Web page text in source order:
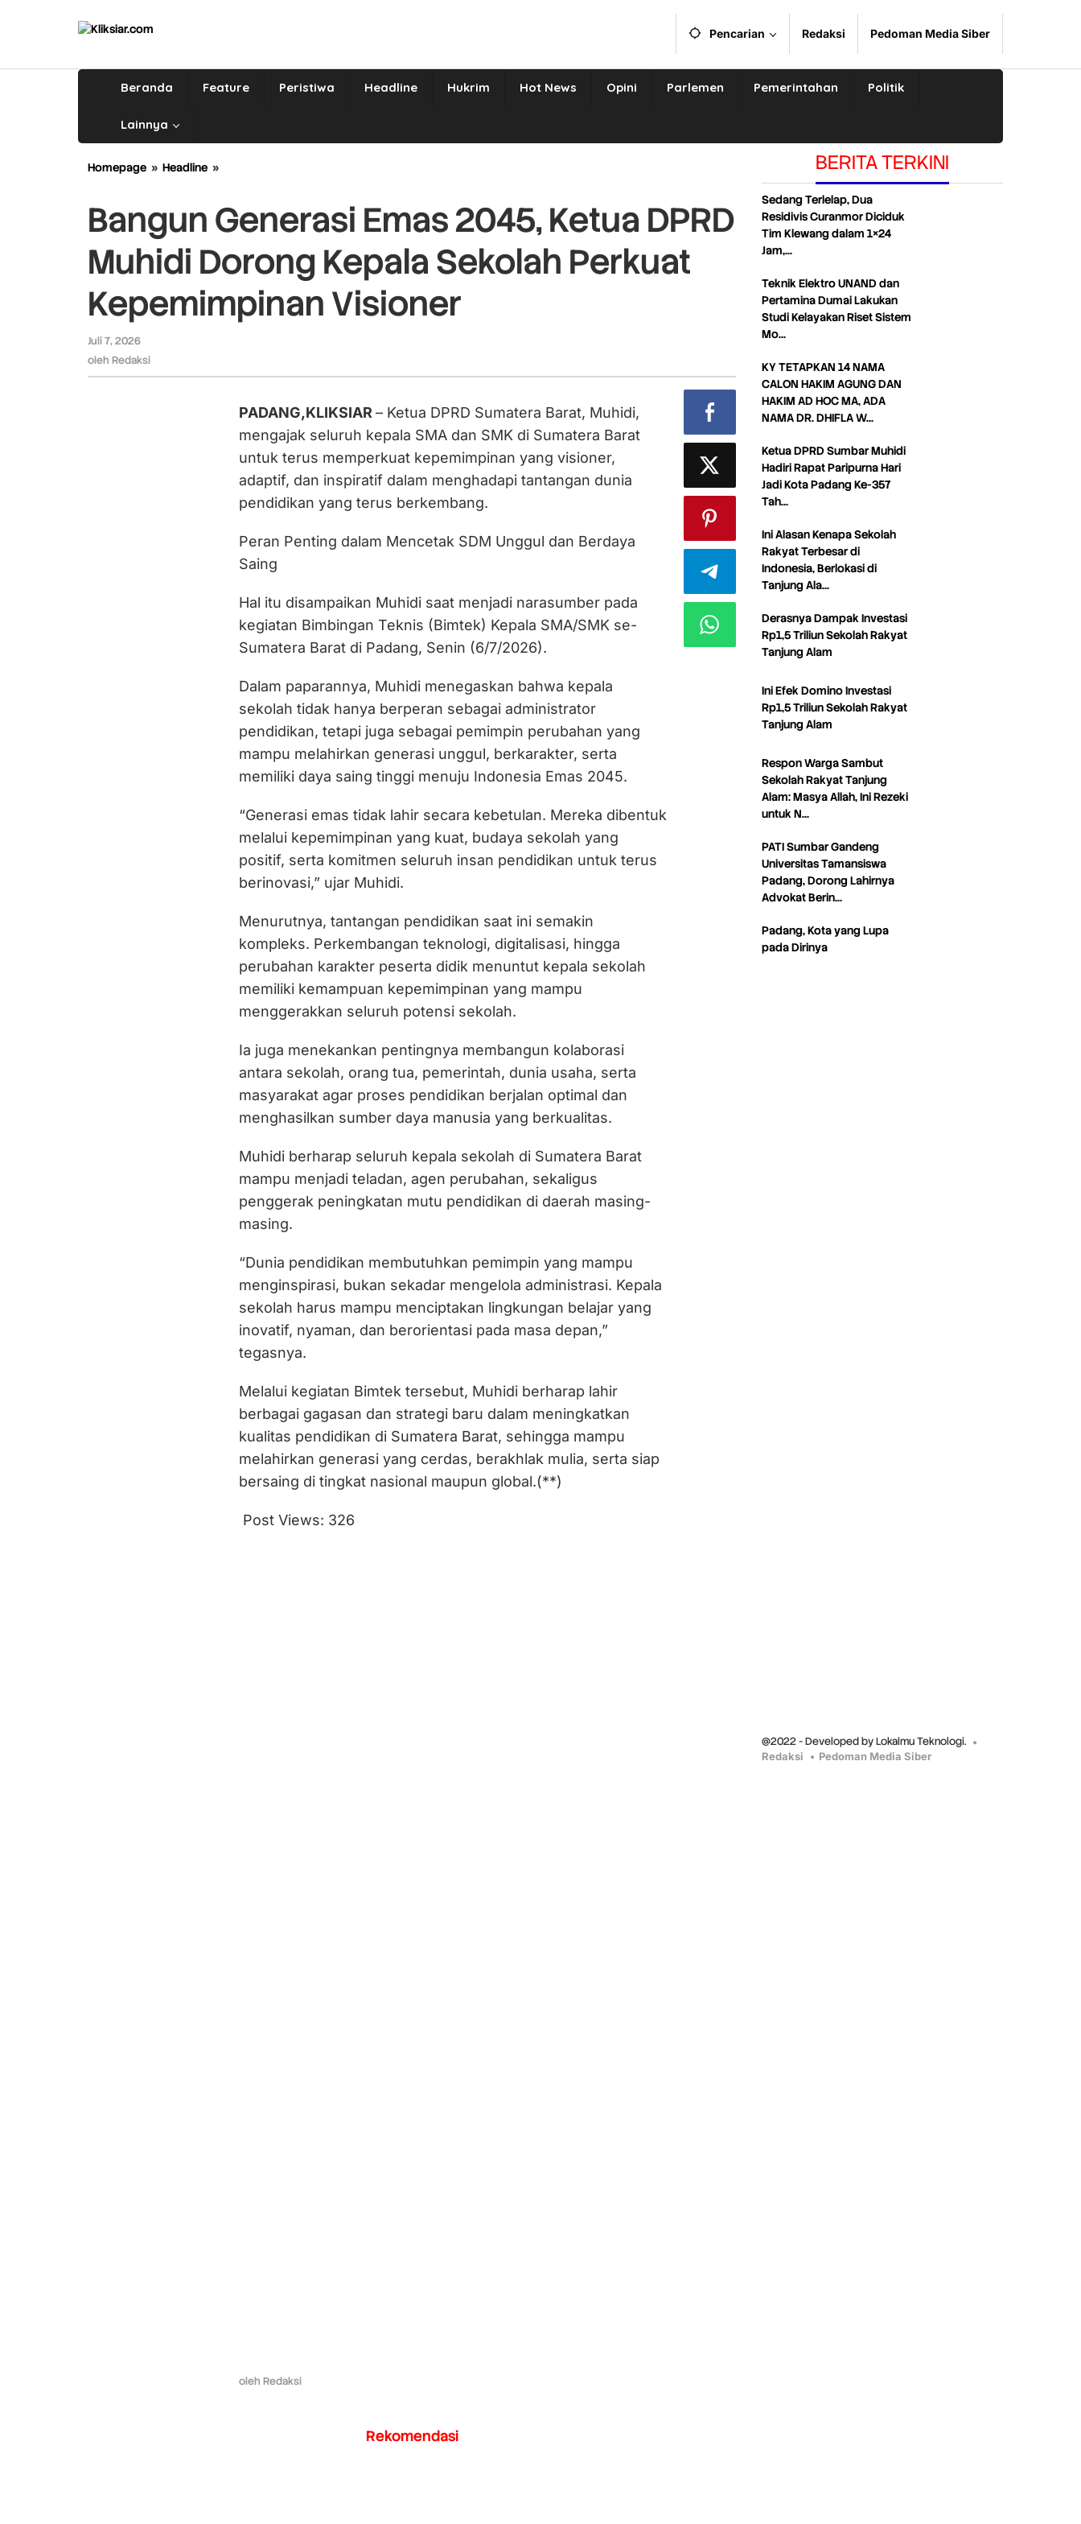
Pencarian Redaksi Pedoman Media Siber
Beranda Feature Peristiwa Headline Hukrim Hot News Opini Parlemen Pemerintahan Politik
Lainnya
Homepage » Headline »
2045,
Ketua
DPRD
Muhidi
Kepala
Sekolah
Bangun Generasi Emas 2045, Ketua DPRD
Muhidi Dorong Kepala Sekolah Perkuat
Kepemimpinan Visioner
Juli 7, 2026
Redaksi
oleh Redaksi
PADANG,KLIKSIAR – Ketua DPRD Sumatera Barat, Muhidi,
mengajak seluruh kepala SMA dan SMK di Sumatera Barat
untuk terus memperkuat kepemimpinan yang visioner,
adaptif, dan inspiratif dalam menghadapi tantangan dunia
pendidikan yang terus berkembang.
Peran Penting dalam Mencetak SDM Unggul dan Berdaya
Saing
Hal itu disampaikan Muhidi saat menjadi narasumber pada
kegiatan Bimbingan Teknis (Bimtek) Kepala SMA/SMK se-
Sumatera Barat di Padang, Senin (6/7/2026).
Dalam paparannya, Muhidi menegaskan bahwa kepala
sekolah tidak hanya berperan sebagai administrator
pendidikan, tetapi juga sebagai pemimpin perubahan yang
mampu melahirkan generasi unggul, berkarakter, serta
memiliki daya saing tinggi menuju Indonesia Emas 2045.
“Generasi emas tidak lahir secara kebetulan. Mereka dibentuk
melalui kepemimpinan yang kuat, budaya sekolah yang
positif, serta komitmen seluruh insan pendidikan untuk terus
berinovasi,” ujar Muhidi.
Menurutnya, tantangan pendidikan saat ini semakin
kompleks. Perkembangan teknologi, digitalisasi, hingga
perubahan karakter peserta didik menuntut kepala sekolah
memiliki kemampuan kepemimpinan yang mampu
menggerakkan seluruh potensi sekolah.
Ia juga menekankan pentingnya membangun kolaborasi
antara sekolah, orang tua, pemerintah, dunia usaha, serta
masyarakat agar proses pendidikan berjalan optimal dan
menghasilkan sumber daya manusia yang berkualitas.
Muhidi berharap seluruh kepala sekolah di Sumatera Barat
mampu menjadi teladan, agen perubahan, sekaligus
penggerak peningkatan mutu pendidikan di daerah masing-
masing.
“Dunia pendidikan membutuhkan pemimpin yang mampu
menginspirasi, bukan sekadar mengelola administrasi. Kepala
sekolah harus mampu menciptakan lingkungan belajar yang
inovatif, nyaman, dan berorientasi pada masa depan,”
tegasnya.
Melalui kegiatan Bimtek tersebut, Muhidi berharap lahir
berbagai gagasan dan strategi baru dalam meningkatkan
kualitas pendidikan di Sumatera Barat, sehingga mampu
melahirkan generasi yang cerdas, berakhlak mulia, serta siap
bersaing di tingkat nasional maupun global.(**)
Post Views: 326
oleh Redaksi
Rekomendasi
BERITA TERKINI
Sedang Terlelap, Dua
Residivis Curanmor Diciduk
Tim Klewang dalam 1×24
Jam,…
Teknik Elektro UNAND dan
Pertamina Dumai Lakukan
Studi Kelayakan Riset Sistem
Mo…
KY TETAPKAN 14 NAMA
CALON HAKIM AGUNG DAN
HAKIM AD HOC MA, ADA
NAMA DR. DHIFLA W…
Ketua DPRD Sumbar Muhidi
Hadiri Rapat Paripurna Hari
Jadi Kota Padang Ke-357
Tah…
Ini Alasan Kenapa Sekolah
Rakyat Terbesar di
Indonesia, Berlokasi di
Tanjung Ala…
Derasnya Dampak Investasi
Rp1,5 Triliun Sekolah Rakyat
Tanjung Alam
Ini Efek Domino Investasi
Rp1,5 Triliun Sekolah Rakyat
Tanjung Alam
Respon Warga Sambut
Sekolah Rakyat Tanjung
Alam: Masya Allah, Ini Rezeki
untuk N…
PATI Sumbar Gandeng
Universitas Tamansiswa
Padang, Dorong Lahirnya
Advokat Berin…
Padang, Kota yang Lupa
pada Dirinya
@2022 - Developed by Lokalmu Teknologi.
Redaksi Pedoman Media Siber